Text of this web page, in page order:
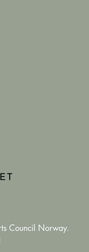
Council Norway.